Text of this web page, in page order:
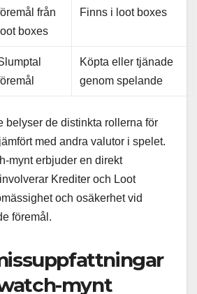
från
loot boxes
Finns i loot boxes
Köpta eller tjänade
genom spelande
belyser de distinkta rollerna för
med andra valutor i spelet.
mynt erbjuder en direkt
Krediter och Loot
och osäkerhet vid
föremål.
mynt